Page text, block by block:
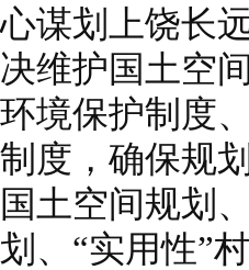
心谋划上饶长
决维护国土空
环境保护制度
制度，确保规
国土空间规划
划、“实用性”